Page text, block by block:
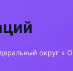
округ »